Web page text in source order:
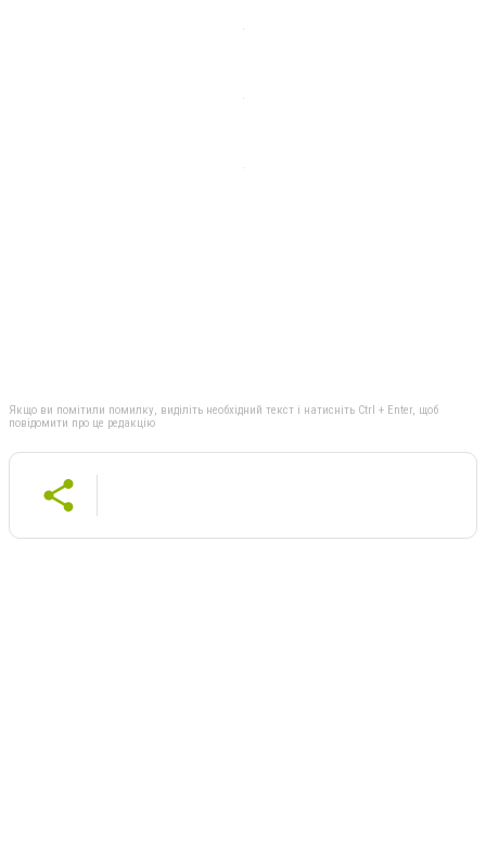
Якщо ви помітили помилку, виділіть необхідний текст і натисніть Ctrl + Enter, щоб
повідомити про це редакцію